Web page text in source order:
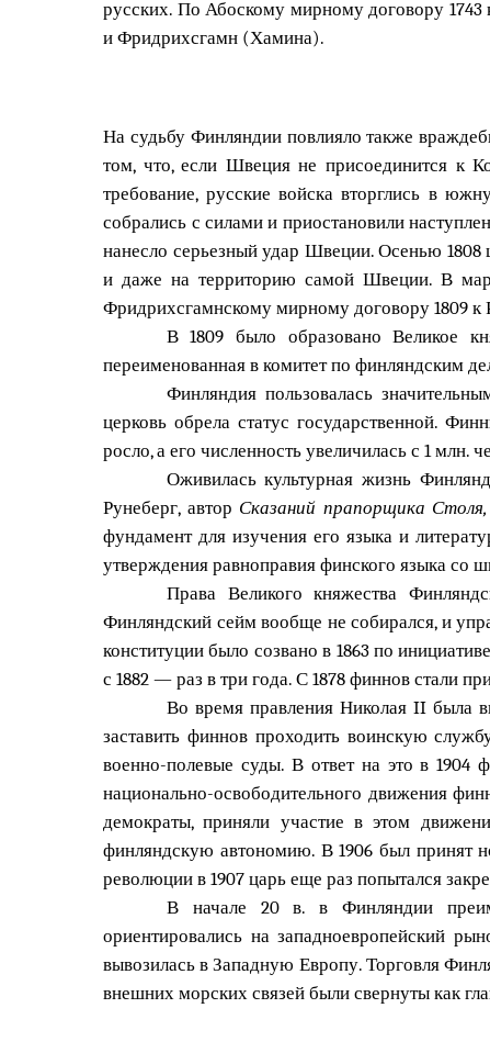
русских. По Абоскому мирному договору
и Фридрихсгамн (Хамина).
На судьбу Финляндии повлияло также
том, что, если Швеция не присоединится к
требование, русские войска вторглись в
собрались с силами и приостановили
нанесло серьезный удар Швеции. Осенью
и даже на территорию самой Швеции. В
Фридрихсгамнскому мирному договору 1809
В 1809 было образовано Великое
переименованная в комитет по финляндским
Финляндия пользовалась
церковь обрела статус государственной.
росло, а его численность увеличилась с 1 млн.
Оживилась культурная жизнь
Рунеберг, автор Сказаний прапорщика Столя,
фундамент для изучения его языка и
утверждения равноправия финского языка со
Права Великого княжества
Финляндский сейм вообще не собирался, и
конституции было созвано в 1863 по
с 1882 — раз в три года. С 1878 финнов стали
Во время правления Николая II была
заставить финнов проходить воинскую
военно-полевые суды. В ответ на это в 1904
национально-освободительного движения
демократы, приняли участие в этом
финляндскую автономию. В 1906 был принят
революции в 1907 царь еще раз попытался
В начале 20 в. в Финляндии
ориентировались на западноевропейский
вывозилась в Западную Европу. Торговля
внешних морских связей были свернуты как